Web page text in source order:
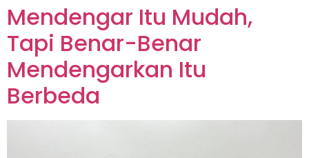
Mendengar Itu Mudah,
Tapi Benar-Benar
Mendengarkan Itu
Berbeda